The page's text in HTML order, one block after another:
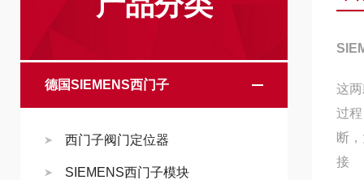
德国SIEMENS西门子
西门子阀门定位器
SIEMENS西门子模块
这
过
断
接